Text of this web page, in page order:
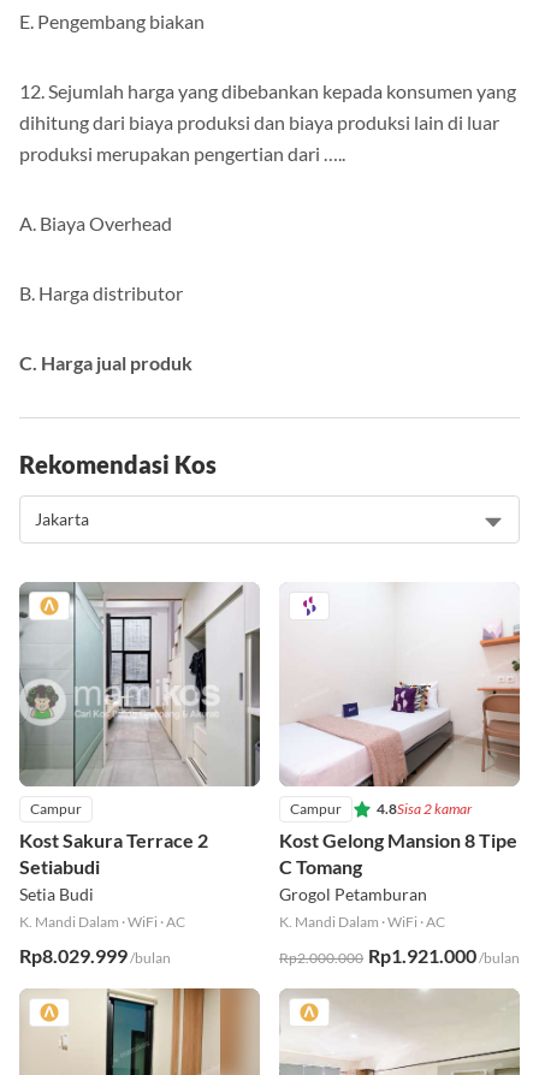
E. Pengembang biakan
12. Sejumlah harga yang dibebankan kepada konsumen yang
dihitung dari biaya produksi dan biaya produksi lain di luar
produksi merupakan pengertian dari …..
A. Biaya Overhead
B. Harga distributor
C. Harga jual produk
Rekomendasi Kos
Campur
Kost Sakura Terrace 2
Setiabudi
Setia Budi
K. Mandi Dalam ·WiFi ·AC
Rp8.029.999/bulan
Campur 4.8Sisa 2 kamar
Kost Gelong Mansion 8 Tipe
C Tomang
Grogol Petamburan
K. Mandi Dalam ·WiFi ·AC
Rp2.000.000 Rp1.921.000/bulan